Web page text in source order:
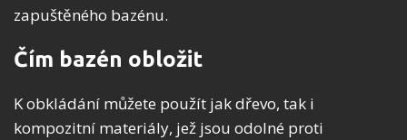
zapuštěného bazénu.
Čím bazén obložit
K obkládání můžete použít jak dřevo, tak i
kompozitní materiály, jež jsou odolné proti